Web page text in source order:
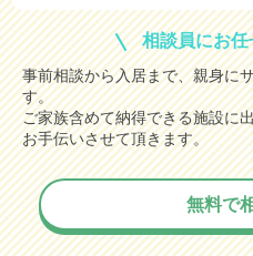
相談員にお
事前相談から入居まで、親身に
す。
ご家族含めて納得できる施設に
お手伝いさせて頂きます。
無料で